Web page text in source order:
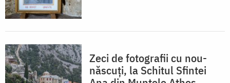
Zeci de fotografii cu nou-
născuți, la Schitul Sfintei